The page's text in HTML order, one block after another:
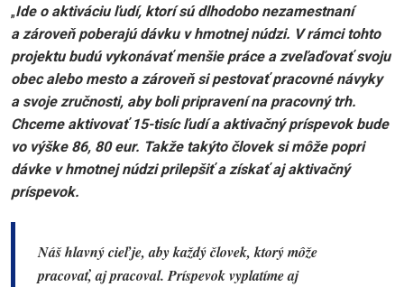
„Ide o aktiváciu ľudí, ktorí sú dlhodobo nezamestnaní
a zároveň poberajú dávku v hmotnej núdzi. V rámci tohto
projektu budú vykonávať menšie práce a zveľaďovať svoju
obec alebo mesto a zároveň si pestovať pracovné návyky
a svoje zručnosti, aby boli pripravení na pracovný trh.
Chceme aktivovať 15-tisíc ľudí a aktivačný príspevok bude
vo výške 86, 80 eur. Takže takýto človek si môže popri
dávke v hmotnej núdzi prilepšiť a získať aj aktivačný
príspevok.
Náš hlavný cieľ je, aby každý človek, ktorý môže
pracovať, aj pracoval. Príspevok vyplatíme aj